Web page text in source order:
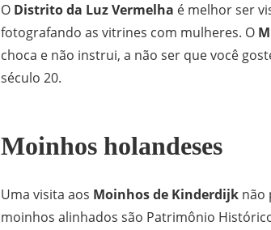
O Distrito da Luz Vermelha é melhor ser
fotografando as vitrines com mulheres. O
choca e não instrui, a não ser que você
século 20.
Moinhos holandeses
Uma visita aos Moinhos de Kinderdijk não
moinhos alinhados são Patrimônio